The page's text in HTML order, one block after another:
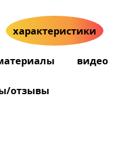
характеристики
видео
отзывы